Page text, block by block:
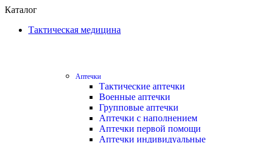
Каталог
Тактическая медицина
Аптечки
Тактические аптечки
Военные аптечки
Групповые аптечки
Аптечки с наполнением
Аптечки первой помощи
Аптечки индивидуальные